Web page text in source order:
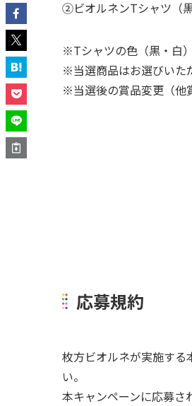
②ビオルネンTシャツ（
※Tシャツの色（黒・白
※当選商品はお選びいた
※当選後の賞品変更（他
応募規約
枚方ビオルネが実施する
い。
本キャンペーンに応募さ